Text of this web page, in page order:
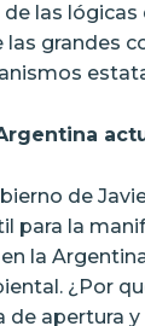
las lógicas
grandes
de
para la
la
¿Por
de apertura